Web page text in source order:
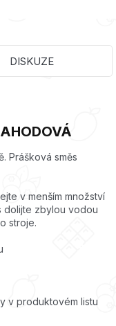
DISKUZE
Prášková směs
v menším množství
dolijte zbylou vodou
stroje.
v produktovém listu